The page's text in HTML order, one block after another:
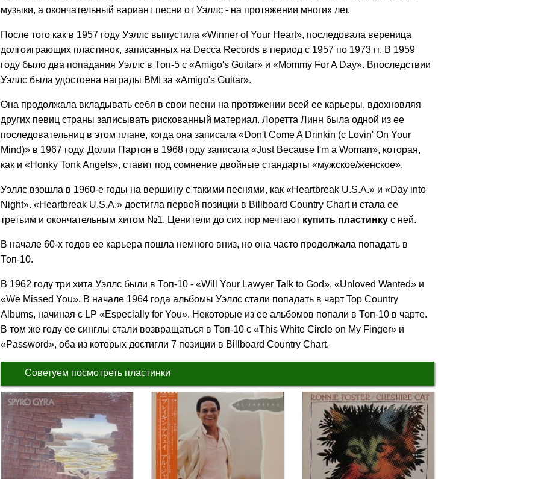
музыки, а окончательный вариант песни от Уэллс - на протяжении многих лет.
После того как в 1957 году Уэллс выпустила «Winner of Your Heart», последовала вереница
долгоиграющих пластинок, записанных на Decca Records в период с 1957 по 1973 гг. В 1959
году было два попадания Уэллс в Топ-5 с «Amigo's Guitar» и «Mommy For A Day». Впоследствии
Уэллс была удостоена награды BMI за «Amigo's Guitar».
Она продолжала вкладывать себя в свои песни на протяжении всей ее карьеры, вдохновляя
других певиц страны записывать рискованный материал. Лоретта Линн была одной из ее
последовательниц в этом плане, когда она записала «Don't Come A Drinkin (с Lovin' On Your
Mind)» в 1967 году. Долли Партон в 1968 году записала «Just Because I'm a Woman», которая,
как и «Honky Tonk Angels», ставит под сомнение двойные стандарты «мужское/женское».
Уэллс взошла в 1960-е годы на вершину с такими песнями, как «Heartbreak U.S.A.» и «Day into
Night». «Heartbreak U.S.A.» достигла первой позиции в Billboard Country Chart и стала ее
третьим и окончательным хитом №1. Ценители до сих пор мечтают купить пластинку с ней.
В начале 60-х годов ее карьера пошла немного вниз, но она часто продолжала попадать в
Топ-10.
В 1962 году три хита Уэллс были в Топ-10 - «Will Your Lawyer Talk to God», «Unloved Wanted» и
«We Missed You». В начале 1964 года альбомы Уэллс стали попадать в чарт Top Country
Albums, начиная с LP «Especially for You». Некоторые из ее альбомов попали в Топ-10 в чарте.
В том же году ее синглы стали возвращаться в Топ-10 с «This White Circle on My Finger» и
«Password», оба из которых достигли 7 позиции в Billboard Country Chart.
Советуем посмотреть пластинки